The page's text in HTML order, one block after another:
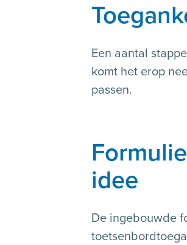
Een aantal
komt het erop
passen.
idee
De ingebouwde